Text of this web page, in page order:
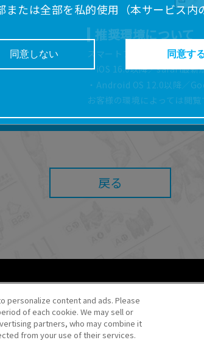
推奨環境について
スマートフォン、タブレッ
・iOS 16.0以降／safari最新
・Android OS 12.0以降／
お客様の環境によっては閲
戻る
©Pokémon
personalize content and ads. Please
of each cookie. We may sell or
partners, who may combine it
from your use of their services.
たは全部を私的使用（本サービス内
は禁止いたします。
お客様が購入された商品に同梱され
、取扱説明書の内容は予告なく変更
保に努めておりますが、取扱説明書
、本サービスをご利用いただけない
コンピューターウィルスに起因する障
件を予告なく変更または停止するこ
同意しない 同意す